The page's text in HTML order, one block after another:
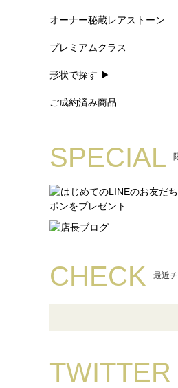
オーナー秘蔵レアストーン
プレミアムクラス
形状で探す ▶
ご成約済み商品
SPECIAL
CHECK 最近
TWITTER